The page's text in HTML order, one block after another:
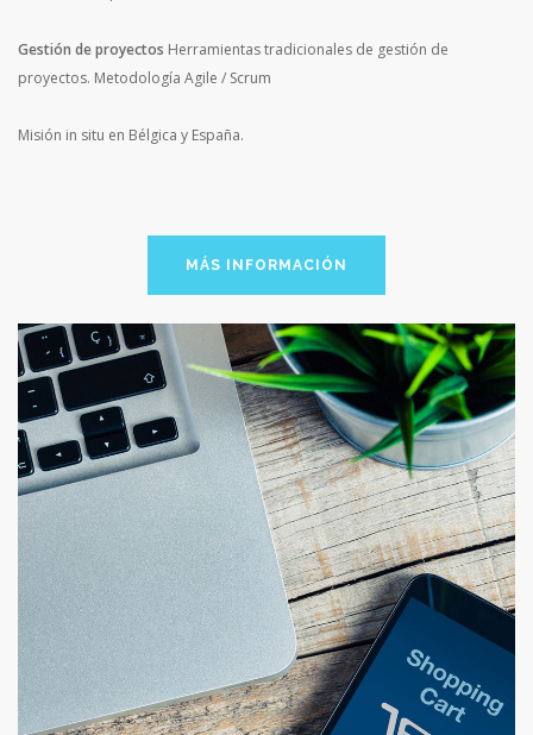
Gestión de proyectos Herramientas tradicionales de gestión de
proyectos. Metodología Agile / Scrum
Misión in situ en Bélgica y España.
MÁS INFORMACIÓN